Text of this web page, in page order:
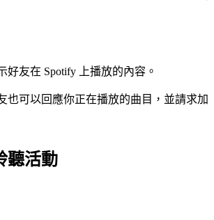
好友在 Spotify 上播放的內容。
也可以回應你正在播放的曲目，並請求加
聽活動